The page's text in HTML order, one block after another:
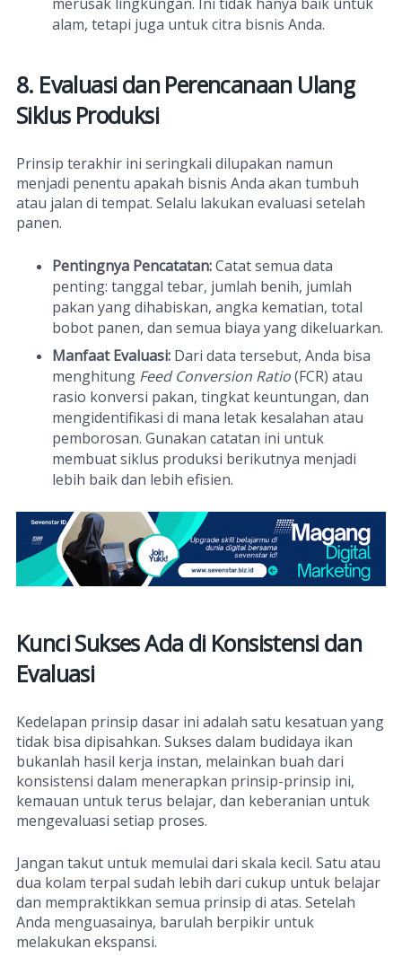
alam, tetapi juga untuk citra bisnis Anda.
8. Evaluasi dan Perencanaan Ulang
Siklus Produksi
Prinsip terakhir ini seringkali dilupakan namun
menjadi penentu apakah bisnis Anda akan tumbuh
atau jalan di tempat. Selalu lakukan evaluasi setelah
panen.
Pentingnya Pencatatan:Catat semua data
penting: tanggal tebar, jumlah benih, jumlah
pakan yang dihabiskan, angka kematian, total
bobot panen, dan semua biaya yang dikeluarkan.
Manfaat Evaluasi: Dari data tersebut, Anda bisa
menghitung Feed Conversion Ratio(FCR) atau
rasio konversi pakan, tingkat keuntungan, dan
mengidentifikasi di mana letak kesalahan atau
pemborosan. Gunakan catatan ini untuk
membuat siklus produksi berikutnya menjadi
lebih baik dan lebih efisien.
Kunci Sukses Ada di Konsistensi dan
Evaluasi
Kedelapan prinsip dasar ini adalah satu kesatuan yang
tidak bisa dipisahkan. Sukses dalam budidaya ikan
bukanlah hasil kerja instan, melainkan buah dari
konsistensi dalam menerapkan prinsip-prinsip ini,
kemauan untuk terus belajar, dan keberanian untuk
mengevaluasi setiap proses.
Jangan takut untuk memulai dari skala kecil. Satu atau
dua kolam terpal sudah lebih dari cukup untuk belajar
dan mempraktikkan semua prinsip di atas. Setelah
Anda menguasainya, barulah berpikir untuk
melakukan ekspansi.